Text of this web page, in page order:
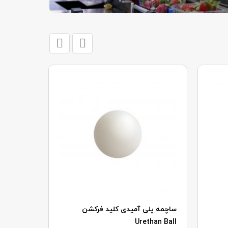
ساچمه پلی آميدی کلید فرکشن
Urethan Ball